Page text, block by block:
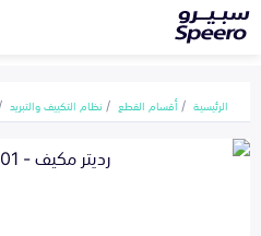
الرئيسية أقسام القطع نظام التكييف والتبريد